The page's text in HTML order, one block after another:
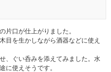
片口が仕上がりました。
目を生かしながら酒器などに使え
、ぐい呑みを添えてみました。水
に使えそうです。